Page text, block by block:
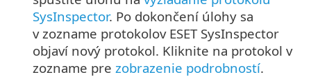
SysInspector. Po dokončení úlohy sa
v zozname protokolov ESET SysInspector
objaví nový protokol. Kliknite na protokol v
zozname pre zobrazenie podrobností.